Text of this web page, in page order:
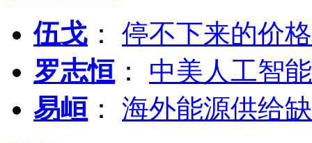
伍戈 ： 停不下来的价
罗志恒 ： 中美人工智
易峘 ： 海外能源供给